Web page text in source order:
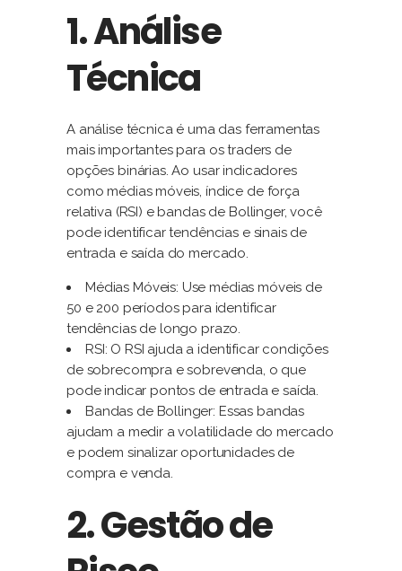
1. Análise
Técnica
A análise técnica é uma das ferramentas
mais importantes para os traders de
opções binárias. Ao usar indicadores
como médias móveis, índice de força
relativa (RSI) e bandas de Bollinger, você
pode identificar tendências e sinais de
entrada e saída do mercado.
Médias Móveis: Use médias móveis de
50 e 200 períodos para identificar
tendências de longo prazo.
RSI: O RSI ajuda a identificar condições
de sobrecompra e sobrevenda, o que
pode indicar pontos de entrada e saída.
Bandas de Bollinger: Essas bandas
ajudam a medir a volatilidade do mercado
e podem sinalizar oportunidades de
compra e venda.
2. Gestão de